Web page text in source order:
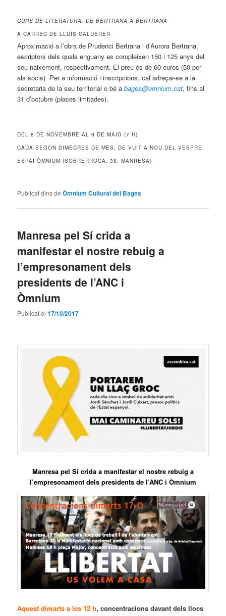
CURS DE LITERATURA: DE BERTRANA A BERTRANA
A CÀRREC DE LLUÍS CALDERER
Aproximació a l’obra de Prudenci Bertrana i d’Aurora Bertrana,
escriptors dels quals enguany es compleixen 150 i 125 anys del
seu naixement, respectivament. El preu és de 60 euros (50 per
als socis). Per a informació i inscripcions, cal adreçar-se a la
secretaria de la seu territorial o bé abages@omnium.cat, fins al
31 d’octubre (places limitades).
DEL 8 DE NOVEMBRE AL 9 DE MAIG (7 H)
CADA SEGON DIMECRES DE MES, DE VUIT A NOU DEL VESPRE
ESPAI ÒMNIUM (SOBRERROCA, 38. MANRESA)
Publicat dins de Òmnium Cultural del Bages
Manresa pel Sí crida a
manifestar el nostre rebuig a
l’empresonament dels
presidents de l’ANC i
Òmnium
Publicat el17/10/2017
Manresa pel Sí crida a manifestar el nostre rebuig a
l’empresonament dels presidents de l’ANC i Òmnium
Aquest dimarts a les 12 h,concentracions davant dels llocs